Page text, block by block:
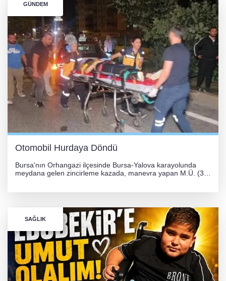
GÜNDEM
Otomobil Hurdaya Döndü
Bursa'nın Orhangazi ilçesinde Bursa-Yalova karayolunda
meydana gelen zincirleme kazada, manevra yapan M.Ü. (35)
SAĞLIK